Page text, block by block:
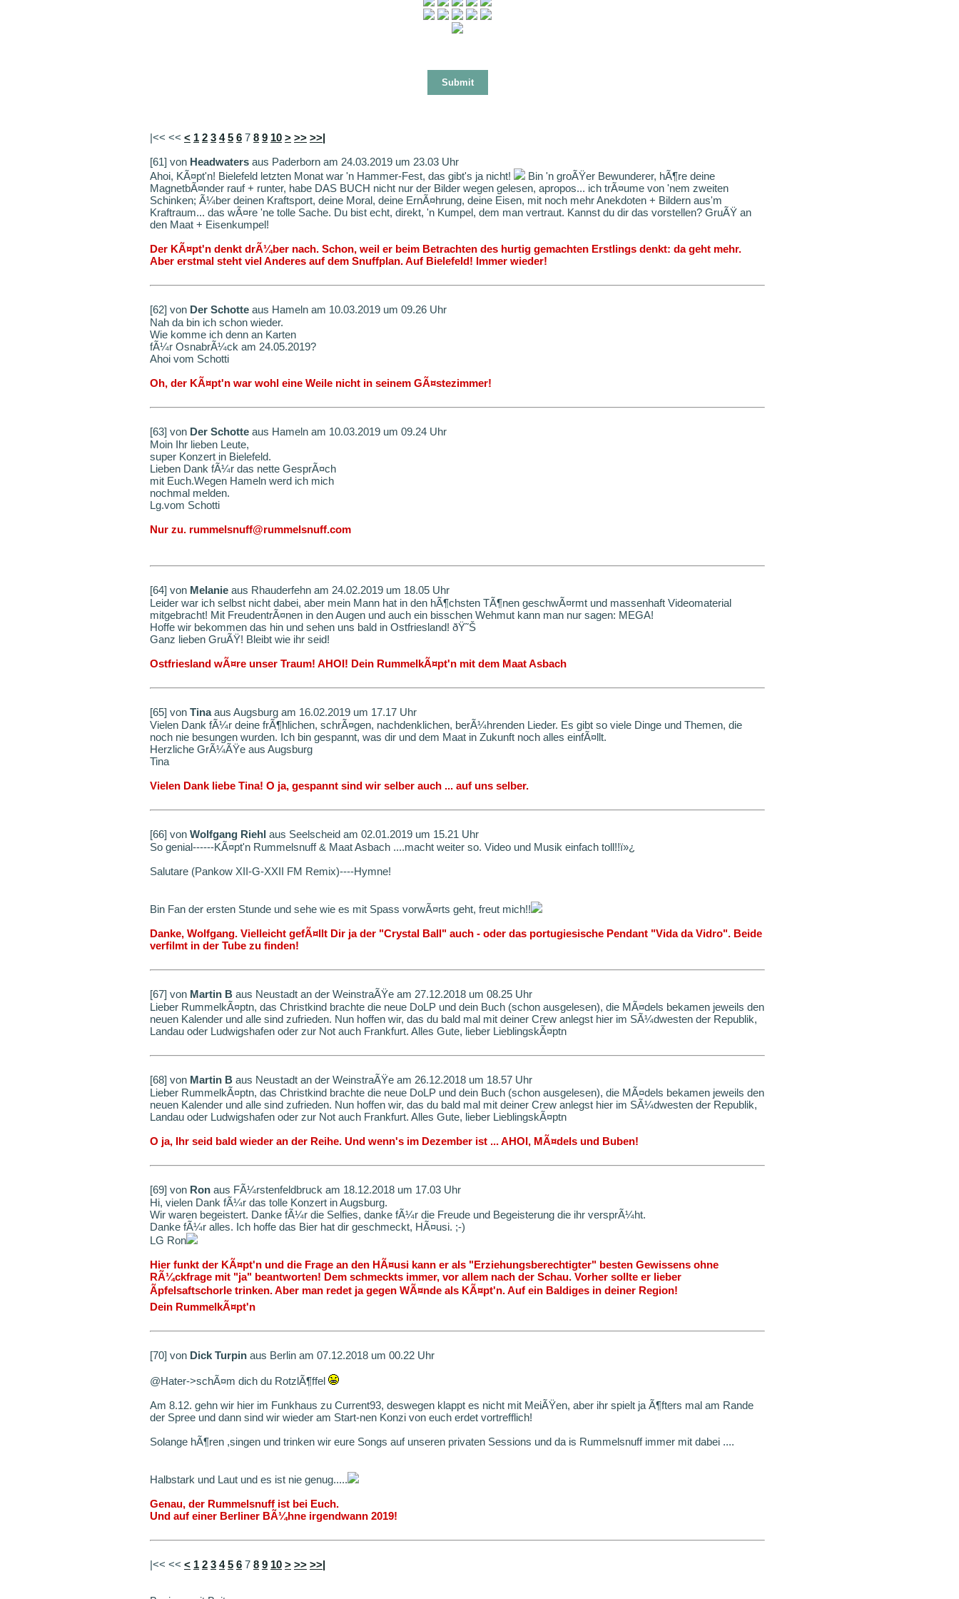
|<< << < 1 2 3 4 5 6 7 8 9 10 > >> >>|
[61] von Headwaters aus Paderborn am 24.03.2019 um 23.03 Uhr
Ahoi, KÃ¤pt'n! Bielefeld letzten Monat war 'n Hammer-Fest, das gibt's ja nicht!
Bin 'n groÃŸer Bewunderer, hÃ¶re deine
MagnetbÃ¤nder rauf + runter, habe DAS BUCH nicht nur der Bilder wegen gelesen, apropos... ich trÃ¤ume von 'nem zweiten
Schinken; Ã¼ber deinen Kraftsport, deine Moral, deine ErnÃ¤hrung, deine Eisen, mit noch mehr Anekdoten + Bildern aus'm
Kraftraum... das wÃ¤re 'ne tolle Sache. Du bist echt, direkt, 'n Kumpel, dem man vertraut. Kannst du dir das vorstellen? GruÃŸ an
den Maat + Eisenkumpel!
Der KÃ¤pt'n denkt drÃ¼ber nach. Schon, weil er beim Betrachten des hurtig gemachten Erstlings denkt: da geht mehr.
Aber erstmal steht viel Anderes auf dem Snuffplan. Auf Bielefeld! Immer wieder!
[62] von Der Schotte aus Hameln am 10.03.2019 um 09.26 Uhr
Nah da bin ich schon wieder.
Wie komme ich denn an Karten
fÃ¼r OsnabrÃ¼ck am 24.05.2019?
Ahoi vom Schotti
Oh, der KÃ¤pt'n war wohl eine Weile nicht in seinem GÃ¤stezimmer!
[63] von Der Schotte aus Hameln am 10.03.2019 um 09.24 Uhr
Moin Ihr lieben Leute,
super Konzert in Bielefeld.
Lieben Dank fÃ¼r das nette GesprÃ¤ch
mit Euch.Wegen Hameln werd ich mich
nochmal melden.
Lg.vom Schotti
Nur zu. rummelsnuff@rummelsnuff.com
[64] von Melanie aus Rhauderfehn am 24.02.2019 um 18.05 Uhr
Leider war ich selbst nicht dabei, aber mein Mann hat in den hÃ¶chsten TÃ¶nen geschwÃ¤rmt und massenhaft Videomaterial
mitgebracht! Mit FreudentrÃ¤nen in den Augen und auch ein bisschen Wehmut kann man nur sagen: MEGA!
Hoffe wir bekommen das hin und sehen uns bald in Ostfriesland! ðŸ˜Š
Ganz lieben GruÃŸ! Bleibt wie ihr seid!
Ostfriesland wÃ¤re unser Traum! AHOI! Dein RummelkÃ¤pt'n mit dem Maat Asbach
[65] von Tinaaus Augsburg am 16.02.2019 um 17.17 Uhr
Vielen Dank fÃ¼r deine frÃ¶hlichen, schrÃ¤gen, nachdenklichen, berÃ¼hrenden Lieder. Es gibt so viele Dinge und Themen, die
noch nie besungen wurden. Ich bin gespannt, was dir und dem Maat in Zukunft noch alles einfÃ¤llt.
Herzliche GrÃ¼ÃŸe aus Augsburg
Tina
Vielen Dank liebe Tina! O ja, gespannt sind wir selber auch ... auf uns selber.
[66] von Wolfgang Riehl aus Seelscheid am 02.01.2019 um 15.21 Uhr
So genial------KÃ¤pt'n Rummelsnuff & Maat Asbach ....macht weiter so. Video und Musik einfach toll!!ï»¿
Salutare (Pankow XII-G-XXII FM Remix)----Hymne!
Bin Fan der ersten Stunde und sehe wie es mit Spass vorwÃ¤rts geht, freut mich!!
Danke, Wolfgang. Vielleicht gefÃ¤llt Dir ja der "Crystal Ball" auch - oder das portugiesische Pendant "Vida da Vidro". Beide
verfilmt in der Tube zu finden!
[67] von Martin B aus Neustadt an der WeinstraÃŸe am 27.12.2018 um 08.25 Uhr
Lieber RummelkÃ¤ptn, das Christkind brachte die neue DoLP und dein Buch (schon ausgelesen), die MÃ¤dels bekamen jeweils den
neuen Kalender und alle sind zufrieden. Nun hoffen wir, das du bald mal mit deiner Crew anlegst hier im SÃ¼dwesten der Republik,
Landau oder Ludwigshafen oder zur Not auch Frankfurt. Alles Gute, lieber LieblingskÃ¤ptn
[68] von Martin B aus Neustadt an der WeinstraÃŸe am 26.12.2018 um 18.57 Uhr
Lieber RummelkÃ¤ptn, das Christkind brachte die neue DoLP und dein Buch (schon ausgelesen), die MÃ¤dels bekamen jeweils den
neuen Kalender und alle sind zufrieden. Nun hoffen wir, das du bald mal mit deiner Crew anlegst hier im SÃ¼dwesten der Republik,
Landau oder Ludwigshafen oder zur Not auch Frankfurt. Alles Gute, lieber LieblingskÃ¤ptn
O ja, Ihr seid bald wieder an der Reihe. Und wenn's im Dezember ist ... AHOI, MÃ¤dels und Buben!
[69] von Ron aus FÃ¼rstenfeldbruck am 18.12.2018 um 17.03 Uhr
Hi, vielen Dank fÃ¼r das tolle Konzert in Augsburg.
Wir waren begeistert. Danke fÃ¼r die Selfies, danke fÃ¼r die Freude und Begeisterung die ihr versprÃ¼ht.
Danke fÃ¼r alles. Ich hoffe das Bier hat dir geschmeckt, HÃ¤usi. ;-)
LG Ron
Hier funkt der KÃ¤pt'n und die Frage an den HÃ¤usi kann er als "Erziehungsberechtigter" besten Gewissens ohne
RÃ¼ckfrage mit "ja" beantworten! Dem schmeckts immer, vor allem nach der Schau. Vorher sollte er lieber
Ãpfelsaftschorle trinken. Aber man redet ja gegen WÃ¤nde als KÃ¤pt'n. Auf ein Baldiges in deiner Region!
Dein RummelkÃ¤pt'n
[70] von Dick Turpin aus Berlin am 07.12.2018 um 00.22 Uhr
@Hater->schÃ¤m dich du RotzlÃ¶ffel
Am 8.12. gehn wir hier im Funkhaus zu Current93, deswegen klappt es nicht mit MeiÃŸen, aber ihr spielt ja Ã¶fters mal am Rande
der Spree und dann sind wir wieder am Start-nen Konzi von euch erdet vortrefflich!
Solange hÃ¶ren ,singen und trinken wir eure Songs auf unseren privaten Sessions und da is Rummelsnuff immer mit dabei ....
Halbstark und Laut und es ist nie genug.....
Genau, der Rummelsnuff ist bei Euch.
Und auf einer Berliner BÃ¼hne irgendwann 2019!
|<< << < 1 2 3 4 5 6 7 8 9 10 > >> >>|